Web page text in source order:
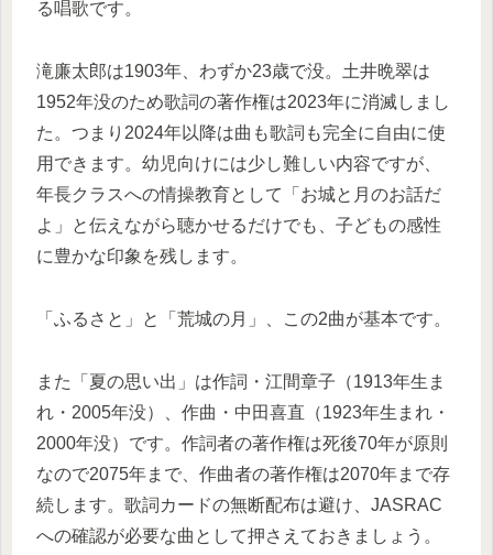
る唱歌です。
滝廉太郎は1903年、わずか23歳で没。土井晩翠は
1952年没のため歌詞の著作権は2023年に消滅しまし
た。つまり2024年以降は曲も歌詞も完全に自由に使
用できます。幼児向けには少し難しい内容ですが、
年長クラスへの情操教育として「お城と月のお話だ
よ」と伝えながら聴かせるだけでも、子どもの感性
に豊かな印象を残します。
「ふるさと」と「荒城の月」、この2曲が基本です。
また「夏の思い出」は作詞・江間章子（1913年生ま
れ・2005年没）、作曲・中田喜直（1923年生まれ・
2000年没）です。作詞者の著作権は死後70年が原則
なので2075年まで、作曲者の著作権は2070年まで存
続します。歌詞カードの無断配布は避け、JASRAC
への確認が必要な曲として押さえておきましょう。